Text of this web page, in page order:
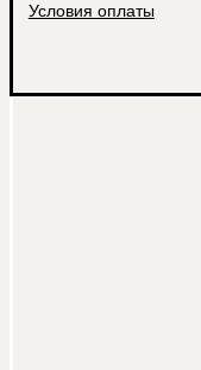
Условия оплаты